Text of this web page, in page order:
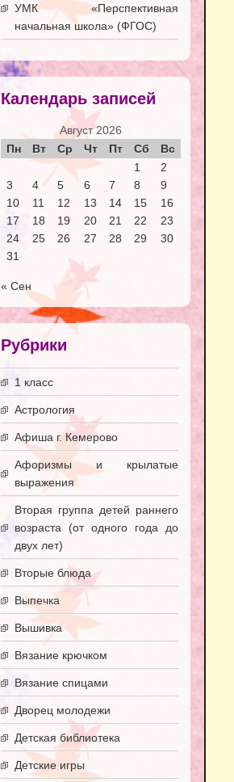
УМК «Перспективная
начальная школа» (ФГОС)
Календарь записей
Август 2026
Пн
Вт Ср Чт Пт Сб
Вс
1
2
3
4 5 6 7 8
9
10
11 12 13 14 15
16
17
18 19 20 21 22
23
24
25 26 27 28 29
30
31
« Сен
Рубрики
1 класс
Астрология
Афиша г. Кемерово
Афоризмы и крылатые
выражения
Вторая группа детей раннего
возраста (от одного года до
двух лет)
Вторые блюда
Выпечка
Вышивка
Вязание крючком
Вязание спицами
Дворец молодежи
Детская библиотека
Детские игры